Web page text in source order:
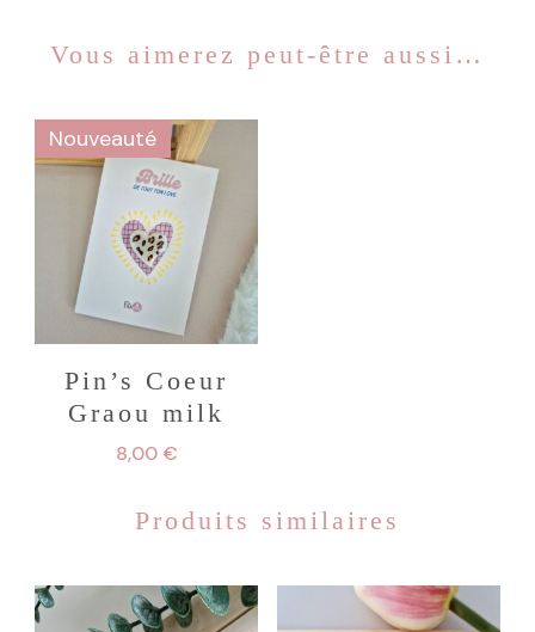
Vous aimerez peut-être aussi…
Nouveauté
Pin’s Coeur
Graou milk
8,00€
Produits similaires